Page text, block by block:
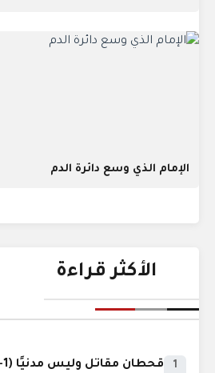
الإمام الذي وسع دائرة الدم
الأكثر قراءة
1 قحطان مقاتل وليس مدنيًا (1-3)